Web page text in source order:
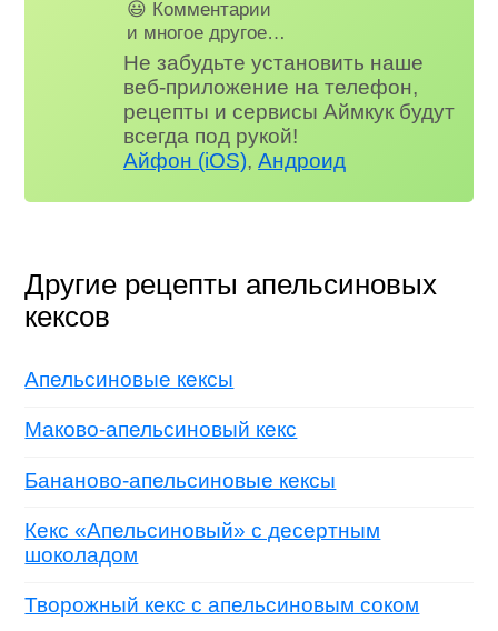
😃 Комментарии
и многое другое…
Не забудьте установить наше
веб-приложение на телефон,
рецепты и сервисы Аймкук будут
всегда под рукой!
Айфон (iOS),Андроид
Другие рецепты апельсиновых
кексов
Апельсиновые кексы
Маково-апельсиновый кекс
Бананово-апельсиновые кексы
Кекс «Апельсиновый» с десертным
шоколадом
Творожный кекс с апельсиновым соком